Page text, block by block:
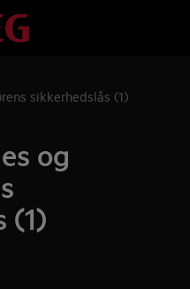
sikkerhedslås (1)
og
(1)